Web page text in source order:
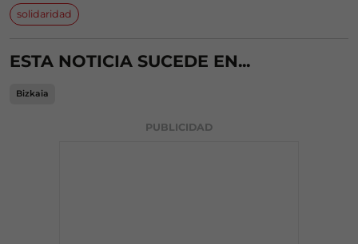
solidaridad
ESTA NOTICIA SUCEDE EN...
Bizkaia
PUBLICIDAD